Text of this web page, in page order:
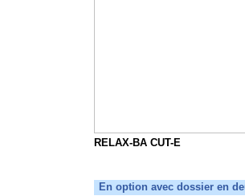
RELAX-BA CUT-E
En option avec dossier en